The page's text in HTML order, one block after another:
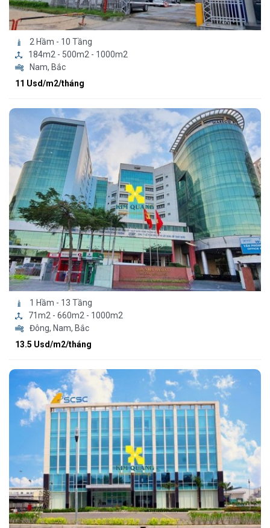
2 Hầm - 10 Tầng
184m2 - 500m2 - 1000m2
Nam, Bắc
11 Usd/m2/tháng
1 Hầm - 13 Tầng
71m2 - 660m2 - 1000m2
Đông, Nam, Bắc
13.5 Usd/m2/tháng